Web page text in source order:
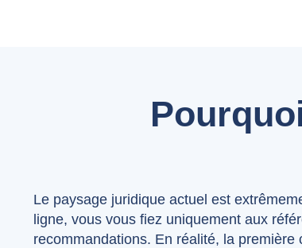
Le paysage juridique actuel est
ligne, vous vous fiez uniquement aux
recommandations. En réalité, la